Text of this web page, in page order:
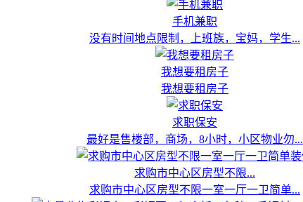
手机兼职
没有时间地点限制，上班族，宝妈，学生...
我想要租房子
我想要租房子
求职保安
最好是售楼部，商场，8小时，小区物业勿...
求购市中心区房型不限...
求购市中心区房型不限一室一厅一卫简单...